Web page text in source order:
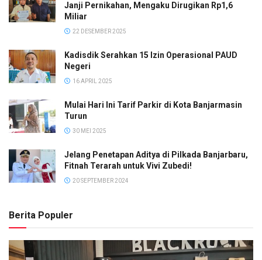
Janji Pernikahan, Mengaku Dirugikan Rp1,6
Miliar
22 DESEMBER 2025
Kadisdik Serahkan 15 Izin Operasional PAUD
Negeri
16 APRIL 2025
Mulai Hari Ini Tarif Parkir di Kota Banjarmasin
Turun
30 MEI 2025
Jelang Penetapan Aditya di Pilkada Banjarbaru,
Fitnah Terarah untuk Vivi Zubedi!
20 SEPTEMBER 2024
Berita Populer